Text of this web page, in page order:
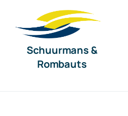
naar
Schuurmans &
Rombauts